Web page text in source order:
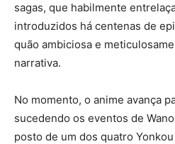
sagas, que habilmente
introduzidos há centenas de
quão ambiciosa e
narrativa.
No momento, o anime avança
sucedendo os eventos de
posto de um dos quatro